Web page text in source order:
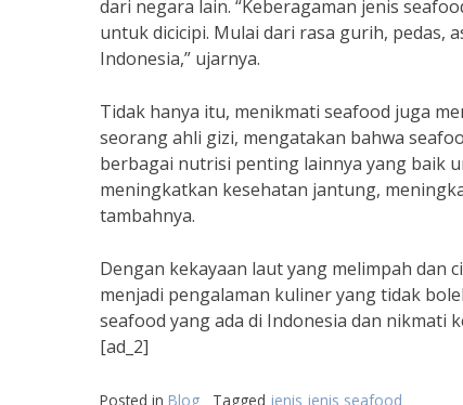
dari negara lain. “Keberagaman jenis
untuk dicicipi. Mulai dari rasa gurih, pedas,
Indonesia,” ujarnya.
Tidak hanya itu, menikmati seafood juga
seorang ahli gizi, mengatakan bahwa
berbagai nutrisi penting lainnya yang baik
meningkatkan kesehatan jantung,
tambahnya.
Dengan kekayaan laut yang melimpah dan
menjadi pengalaman kuliner yang tidak
seafood yang ada di Indonesia dan nikmati
[ad_2]
Posted in Blog Tagged jenis jenis seafood